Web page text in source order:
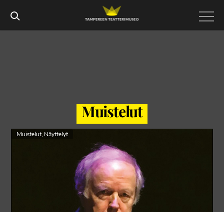
Muistelut
Muistelut Näyttelyt